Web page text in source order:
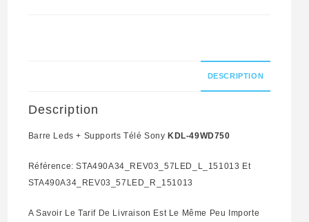
STA490A34_REV03_57LED_L_151013
DESCRIPTION
Description
Barre Leds + Supports Télé SonyKDL-49WD750
Référence: STA490A34_REV03_57LED_L_151013 Et
STA490A34_REV03_57LED_R_151013
A Savoir Le Tarif De Livraison Est Le Même Peu Importe